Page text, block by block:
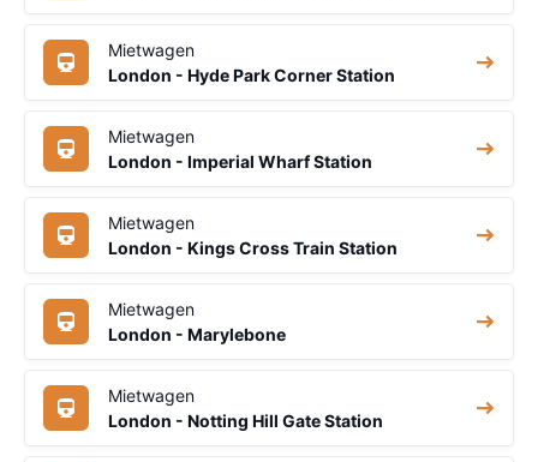
Mietwagen
London - Hyde Park Corner Station
Mietwagen
London - Imperial Wharf Station
Mietwagen
London - Kings Cross Train Station
Mietwagen
London - Marylebone
Mietwagen
London - Notting Hill Gate Station